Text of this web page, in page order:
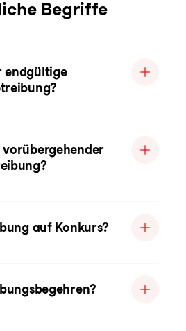
Begriffe
endgültige
vorübergehender
auf Konkurs?